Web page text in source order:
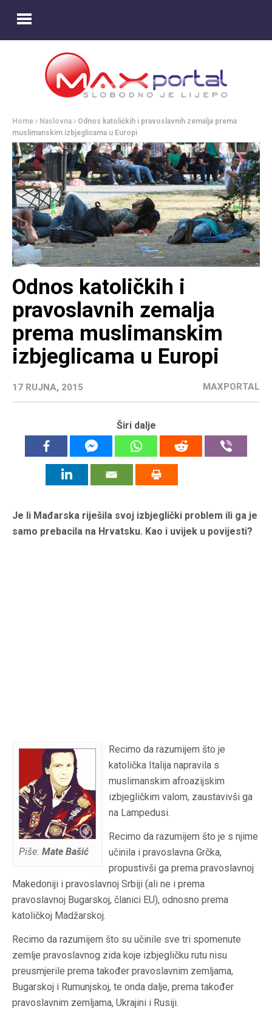
Home Naslovna
Odnos katoličkih i pravoslavnih zemalja prema
muslimanskim izbjeglicama u Europi
Odnos katoličkih i
pravoslavnih zemalja
prema muslimanskim
izbjeglicama u Europi
17 RUJNA, 2015 MAXPORTAL
Širi dalje
Je li Mađarska riješila svoj izbjeglički problem ili ga je
samo prebacila na Hrvatsku. Kao i uvijek u povijesti?
Piše: Mate Bašić
Recimo da razumijem što je
katolička Italija napravila s
muslimanskim afroazijskim
izbjegličkim valom, zaustavivši ga
na Lampedusi.
Recimo da razumijem što je s njime
učinila i pravoslavna Grčka,
propustivši ga prema pravoslavnoj
Makedoniji i pravoslavnoj Srbiji (ali ne i prema
pravoslavnoj Bugarskoj, članici EU), odnosno prema
katoličkoj Madžarskoj.
Recimo da razumijem što su učinile sve tri spomenute
zemlje pravoslavnog zida koje izbjegličku rutu nisu
preusmjerile prema također pravoslavnim zemljama,
Bugarskoj i Rumunjskoj, te onda dalje, prema također
pravoslavnim zemljama, Ukrajini i Rusiji.